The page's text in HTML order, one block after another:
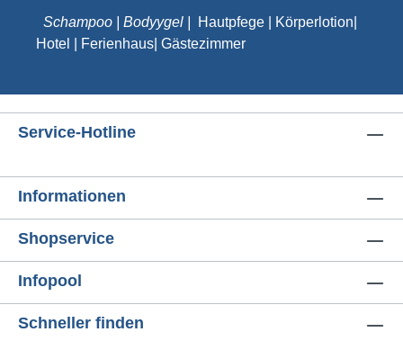
Schampoo | Bodyygel |
Hautpfege | Körperlotion|
Hotel | Ferienhaus| Gästezimmer
Service-Hotline
Informationen
Shopservice
Infopool
Schneller finden